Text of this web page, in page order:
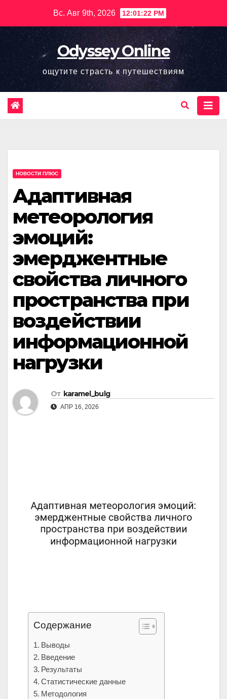
содержимому
Вс. Авг 9th, 2026 12:01:24 PM
Odyssey Online
ощутите страсть к путешествиям
НОВОСТИ ПЛЮС
Адаптивная
метеорология
эмоций:
эмерджентные
свойства личного
пространства при
воздействии
информационной
нагрузки
От karamel_bulg
АПР 16, 2026
Содержание
Выводы
Введение
Результаты
Статистические данные
Методология